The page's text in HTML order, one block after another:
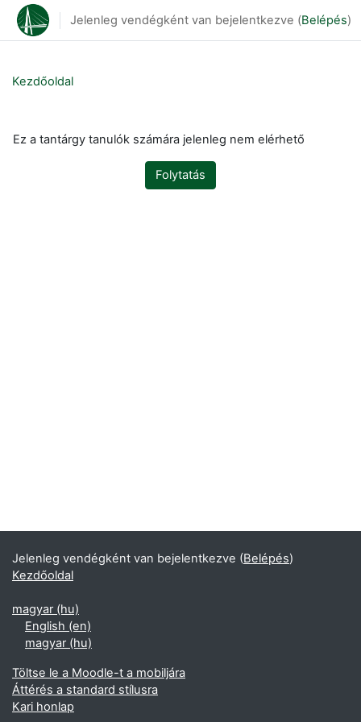
Tovább a fő tartalomhoz
Jelenleg vendégként van bejelentkezve (Belépés)
Kezdőoldal
Ez a tantárgy tanulók számára jelenleg nem elérhető
Folytatás
Jelenleg vendégként van bejelentkezve (Belépés)
Kezdőoldal
magyar ‎(hu)‎
English ‎(en)‎
magyar ‎(hu)‎
Töltse le a Moodle-t a mobiljára
Áttérés a standard stílusra
Kari honlap